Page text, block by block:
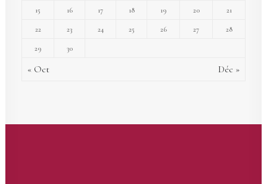
15 16 17 18 19 20 21
22 23 24 25 26 27 28
29 30
« Oct Déc »